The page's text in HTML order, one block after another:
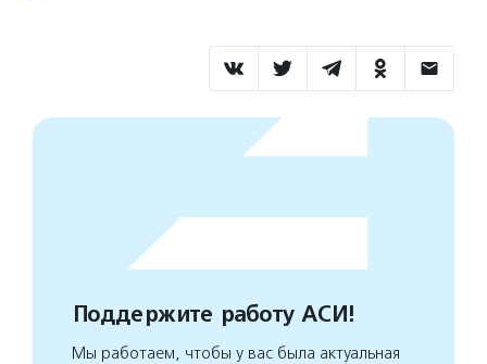
Поддержите работу АСИ!
Мы работаем, чтобы у вас была актуальная